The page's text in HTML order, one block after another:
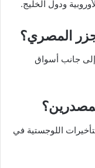
ودول الخليج.
المصري؟
إلى جانب أسواق
اللوجستية في